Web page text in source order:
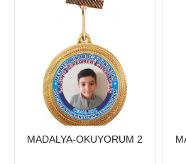
MADALYA-OKUYORUM 2